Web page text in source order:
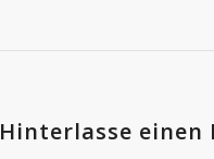
Hinterlasse einen